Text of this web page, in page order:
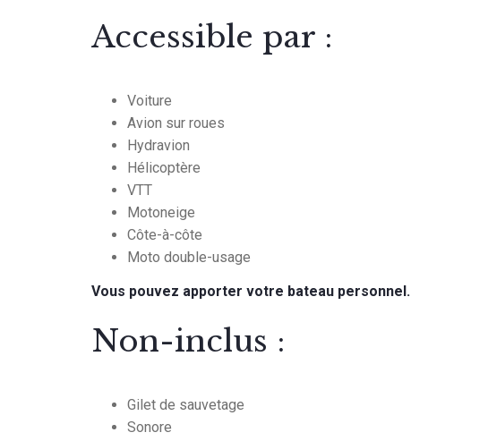
Accessible par :
Voiture
Avion sur roues
Hydravion
Hélicoptère
VTT
Motoneige
Côte-à-côte
Moto double-usage
Vous pouvez apporter votre bateau personnel.
Non-inclus :
Gilet de sauvetage
Sonore